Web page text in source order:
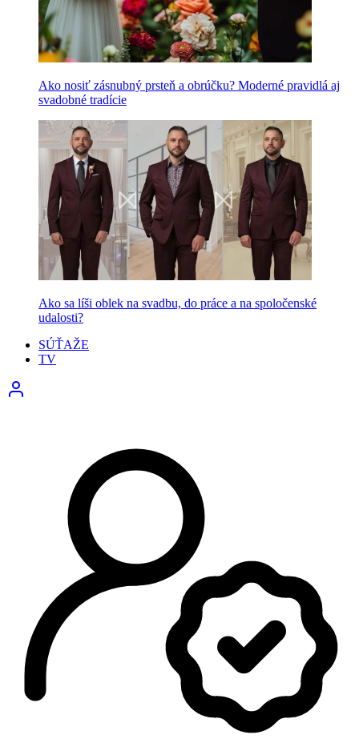
Ako nosiť zásnubný prsteň a obrúčku? Moderné pravidlá aj
svadobné tradície
Ako sa líši oblek na svadbu, do práce a na spoločenské
udalosti?
SÚŤAŽE
TV